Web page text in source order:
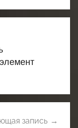
запись